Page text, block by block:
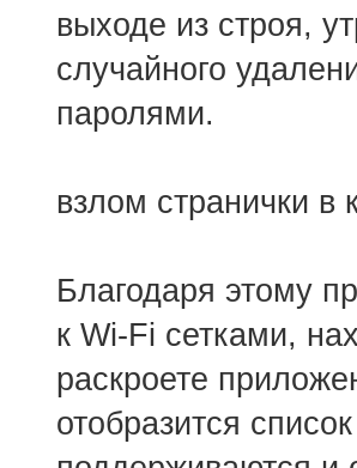
выходе из строя,
случайного
паролями.
взлом странички в
Благодаря этому
к Wi-Fі сетками,
раскроете
отобразится